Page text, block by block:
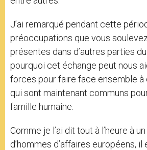
J’ai remarqué pendant cette
préoccupations que vous
présentes dans d’autres parties
pourquoi cet échange peut nous
forces pour faire face ensemble à
qui sont maintenant communs
famille humaine.
Comme je l’ai dit tout à l’heure à
d’hommes d’affaires européens,